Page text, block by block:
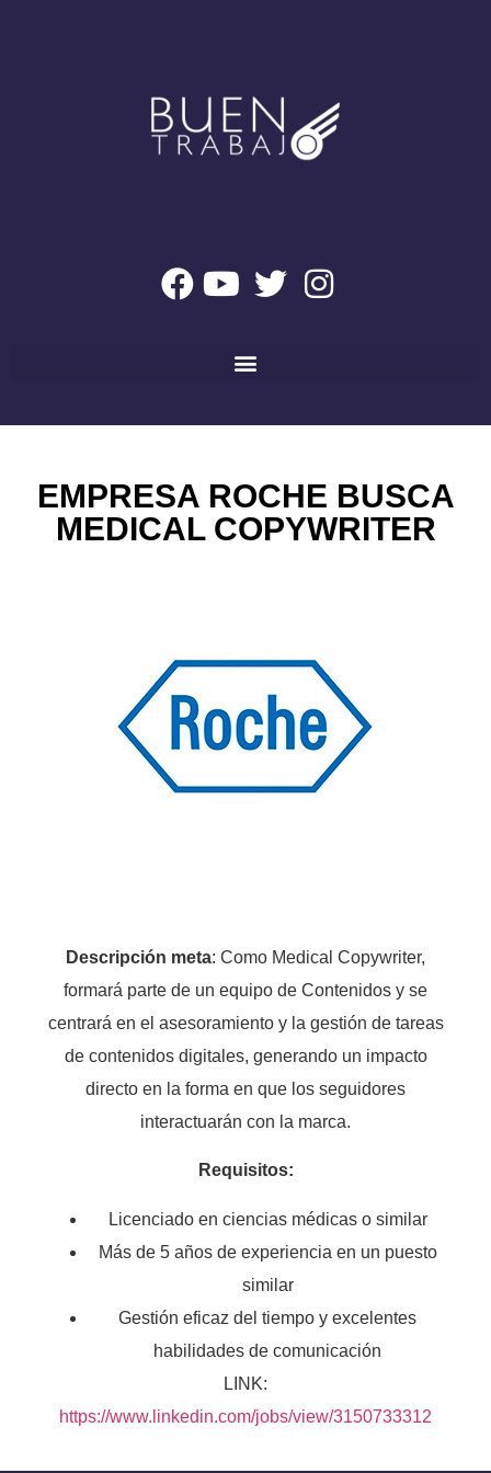
EMPRESA ROCHE BUSCA
MEDICAL COPYWRITER
Descripción meta: Como Medical Copywriter,
formará parte de un equipo de Contenidos y se
centrará en el asesoramiento y la gestión de tareas
de contenidos digitales, generando un impacto
directo en la forma en que los seguidores
interactuarán con la marca.
Requisitos:
Licenciado en ciencias médicas o similar
Más de 5 años de experiencia en un puesto
similar
Gestión eficaz del tiempo y excelentes
habilidades de comunicación
LINK:
https://www.linkedin.com/jobs/view/3150733312